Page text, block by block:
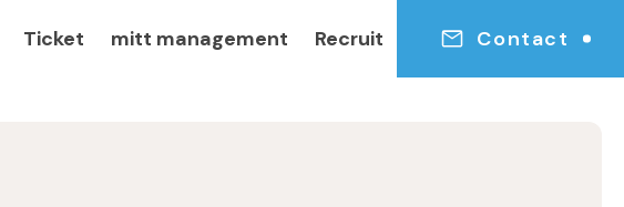
Ticket mitt management Recruit Contact